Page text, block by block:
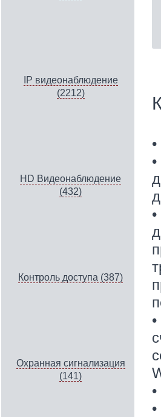
IP видеонаблюдение
(2212)
HD Видеонаблюдение
(432)
Контроль доступа (387)
Охранная сигнализация
(141)